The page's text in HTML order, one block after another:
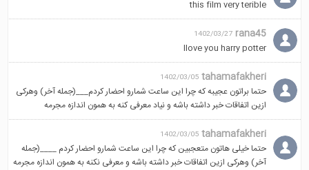
this film very terible
rana45
1402/03/27
Ilove you harry potter
tahamafakheri
1402/03/05
حتما براتون عجیبه که چرا این ساعت شمارو احضار کردم___(جمله آخر) وهرکی
ازین اتفاقات خبر داشته باشه و نیاد معرفی کنه به همون اندازه مجرمه
tahamafakheri
1402/03/05
حتما خیلی هاتون متعجبین که چرا این ساعت شمارو احضار کردم ____(جمله
آخر) وهرکی ازین اتفاقات خبر داشته باشه و معرفی نکنه به همون اندازه مجرمه